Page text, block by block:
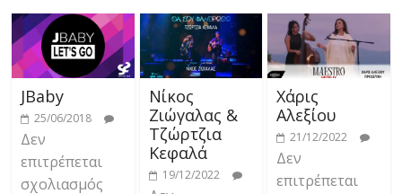
JBaby
25/06/2018
Δεν
επιτρέπεται
σχολιασμός
Νίκος
Ζιώγαλας &
Τζώρτζια
Κεφαλά
19/12/2022
Χάρις
Αλεξίου
21/12/2022
Δεν
επιτρέπεται